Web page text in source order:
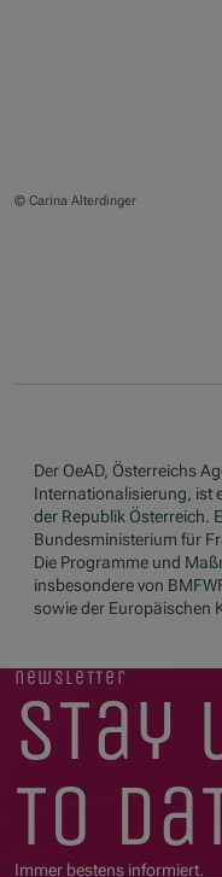
© Carina Alterdinger
Der OeAD, Österreichs
Internationalisierung, ist
der Republik Österreich.
Bundesministerium für
Die Programme und
insbesondere von
sowie der Europäischen
newsletter
stay
to
Immer bestens informiert.